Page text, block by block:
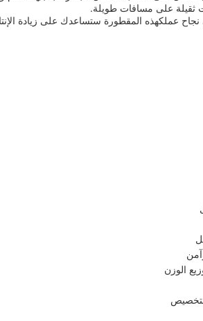
ثقيلة على مسافات طويلة.
نجاح عملكهذه المقطورة ستساعدك على زيادة
الوزن